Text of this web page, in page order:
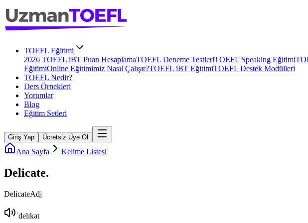
TOEFL Eğitimi
2026 TOEFL iBT Puan HesaplamaTOEFL Deneme TestleriTOEFL Speaking Eğitimi
EğitimiOnline Eğitimimiz Nasıl Çalışır?TOEFL iBT EğitimiTOEFL Destek Modülleri
TOEFL Nedir?
Ders Örnekleri
Yorumlar
Blog
Eğitim Setleri
Giriş Yap Ücretsiz Üye Ol
Ana Sayfa Kelime Listesi
Delicate.
DelicateAdj
ˈdelɪkət